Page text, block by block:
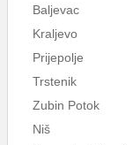
Baljevac
Kraljevo
Prijepolje
Trstenik
Zubin Potok
Niš